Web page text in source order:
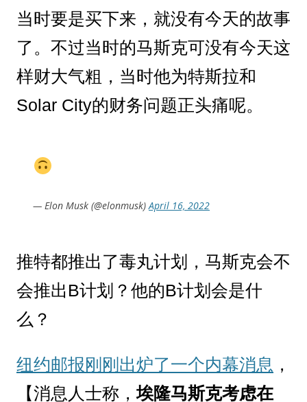
当时要是买下来，就没有今天的故事
了。不过当时的马斯克可没有今天这
样财大气粗，当时他为特斯拉和
Solar City的财务问题正头痛呢。
— Elon Musk (@elonmusk)April 16, 2022
推特都推出了毒丸计划，马斯克会不
会推出B计划？他的B计划会是什
么？
纽约邮报刚刚出炉了一个内幕消息 ，
【消息人士称，埃隆马斯克考虑在